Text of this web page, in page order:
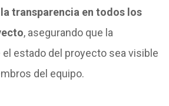
transparencia en todos los
, asegurando que la
estado del proyecto sea visible
del equipo.